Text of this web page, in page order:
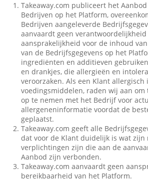
Takeaway.com publiceert het
Bedrijven op het Platform,
Bedrijven aangeleverde
aanvaardt geen
aansprakelijkheid voor de inhoud
van de Bedrijfsgegevens op het
ingrediënten en additieven
en drankjes, die allergieën en
veroorzaken. Als een Klant allergisch
voedingsmiddelen, raden wij aan
op te nemen met het Bedrijf voor
allergeneninformatie voordat de
geplaatst.
Takeaway.com geeft alle
dat voor de Klant duidelijk is wat zijn
verplichtingen zijn die aan de
Aanbod zijn verbonden.
Takeaway.com aanvaardt geen
bereikbaarheid van het Platform.